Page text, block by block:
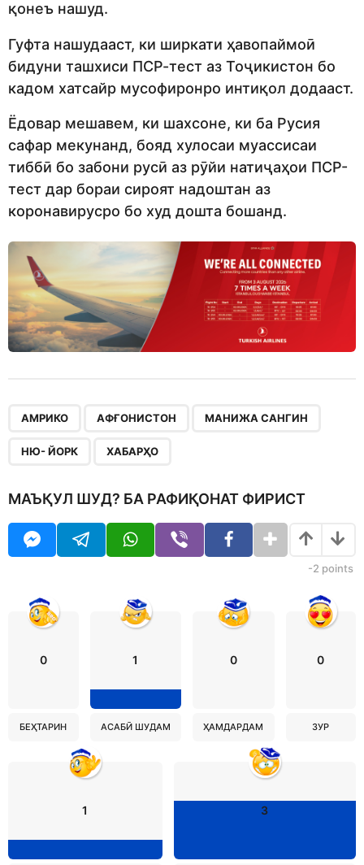
қонеъ нашуд.
Гуфта нашудааст, ки ширкати ҳавопаймоӣ
бидуни ташхиси ПСР-тест аз Тоҷикистон бо
кадом хатсайр мусофиронро интиқол додааст.
Ёдовар мешавем, ки шахсоне, ки ба Русия
сафар мекунанд, бояд хулосаи муассисаи
тиббӣ бо забони русӣ аз рӯйи натиҷаҳои ПСР-
тест дар бораи сироят надоштан аз
коронавирусро бо худ дошта бошанд.
АМРИКО АФҒОНИСТОН МАНИЖА САНГИН
НЮ- ЙОРК ХАБАРҲО
МАЪҚУЛ ШУД? БА РАФИҚОНАТ ФИРИСТ
-2 points
0
БЕҲТАРИН
1
АСАБӢ ШУДАМ
0
ҲАМДАРДАМ
0
ЗУР
1 3